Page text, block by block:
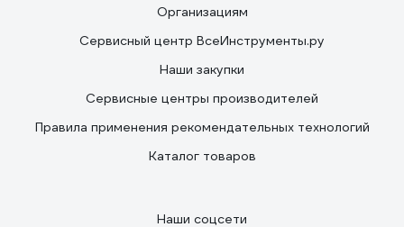
Организациям
Сервисный центр ВсеИнструменты.ру
Наши закупки
Сервисные центры производителей
Правила применения рекомендательных технологий
Каталог товаров
Наши соцсети